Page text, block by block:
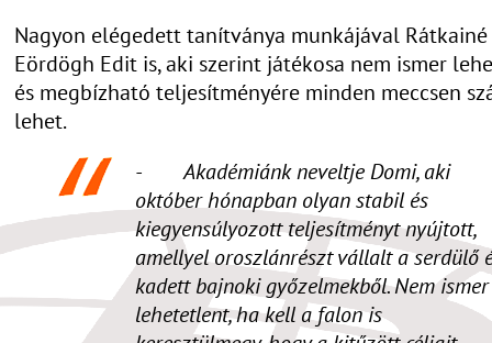
Nagyon elégedett tanítványa munkájával Rátkainé
Eördögh Edit is, aki szerint játékosa nem ismer
és megbízható teljesítményére minden meccsen
lehet.
- Akadémiánk neveltje Domi, aki
október hónapban olyan stabil és
kiegyensúlyozott teljesítményt nyújtott,
amellyel oroszlánrészt vállalt a serdülő
kadett bajnoki győzelmekből. Nem ismer
lehetetlent, ha kell a falon is